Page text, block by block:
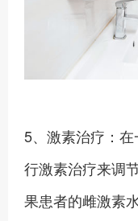
5、激素治疗：
行激素治疗来调
果患者的雌激素